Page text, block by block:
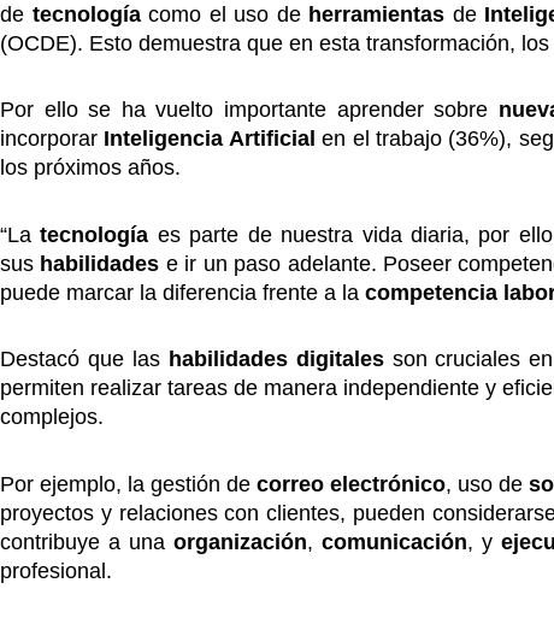
de tecnología como el uso de herramientas de
(OCDE). Esto demuestra que en esta transformación,
Por ello se ha vuelto importante aprender sobre
incorporar Inteligencia Artificialen el trabajo (36%),
los próximos años.
“Latecnología es parte de nuestra vida diaria, por
sus habilidades e ir un paso adelante. Poseer
puede marcar la diferencia frente a la competencia
Destacó que las habilidades digitales son cruciales
permiten realizar tareas de manera independiente y
complejos.
Por ejemplo, la gestión de correo electrónico, uso de
proyectos y relaciones con clientes, pueden
contribuye a una organización, comunicación, y
profesional.